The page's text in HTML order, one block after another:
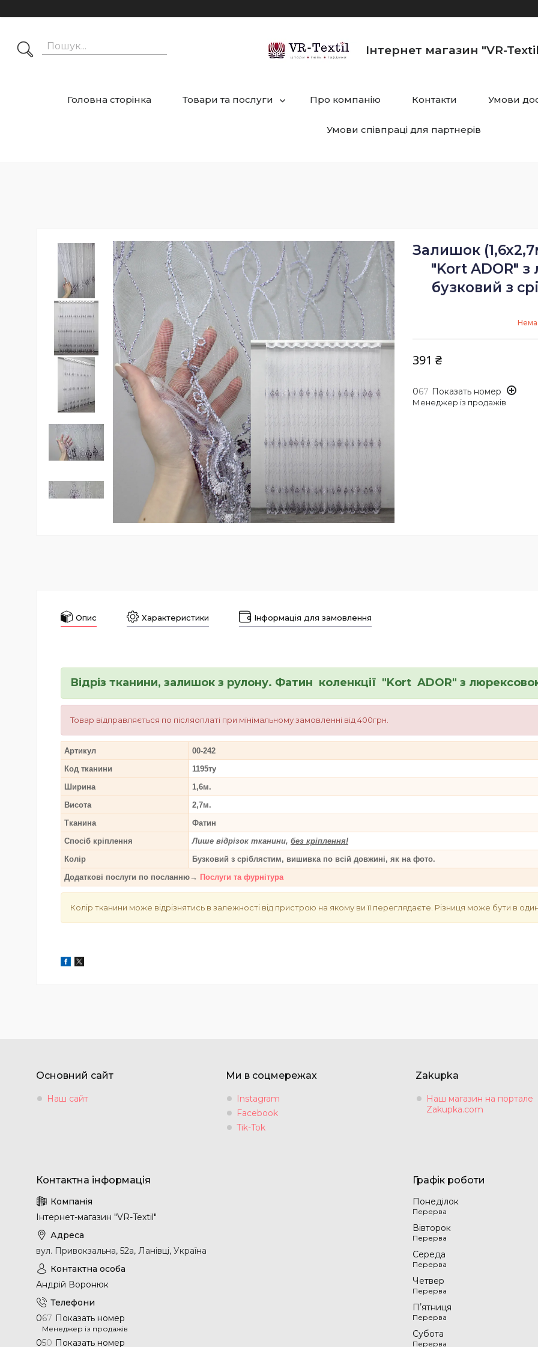
Інтернет магазин "VR-
Головна сторінка Товари та послуги Про компанію Контакти Умови
Умови співпраці для партнерів
Залишок
"Kort ADOR"
бузковий з
391 ₴
067 Показать номер
Менеджер із продажів
Опис Характеристики Інформація для замовлення
Відріз тканини, залишок з рулону. Фатин коленкції "Kort ADOR" з
Товар відправляється по післяоплаті при мінімальному замовленні від 400грн.
Артикул
00-242
Код тканини
1195ту
Ширина
1,6м.
Висота
2,7м.
Тканина
Фатин
Спосіб кріплення
Лише відрізок тканини, без кріплення!
Колір
Бузковий з сріблястим, вишивка по всій довжині, як на фото.
Додаткові послуги по посланню→ Послуги та фурнітура
Колір тканини може відрізнятись в залежності від пристрою на якому ви її переглядаєте. Різниця може бути в
Основний сайт
Наш сайт
Ми в соцмережах
Instagram
Facebook
Tik-Tok
Zakupka
Наш магазин на портале
Zakupka.com
Інтернет-магазин "VR-Textil"
вул. Привокзальна, 52а, Ланівці, Україна
Андрій Воронюк
067 Показать номер
Менеджер із продажів
050 Показать номер
Графік роботи
Понеділок
Вівторок
Середа
Четвер
Пʼятниця
Субота